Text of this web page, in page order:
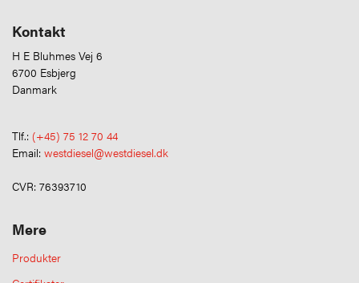
Kontakt
H E Bluhmes Vej 6
6700 Esbjerg
Danmark
Tlf.: (+45) 75 12 70 44
Email: westdiesel@westdiesel.dk
CVR: 76393710
Mere
Produkter